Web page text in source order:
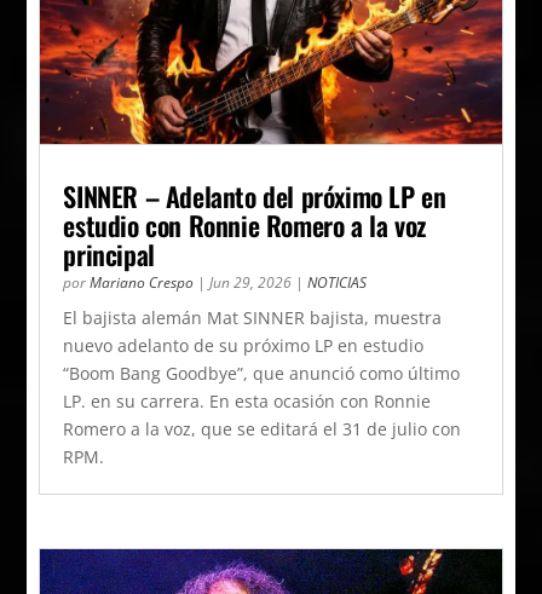
SINNER – Adelanto del próximo LP en
estudio con Ronnie Romero a la voz
principal
porMariano Crespo |Jun 29, 2026 |NOTICIAS
El bajista alemán Mat SINNER bajista, muestra
nuevo adelanto de su próximo LP en estudio
“Boom Bang Goodbye”, que anunció como último
LP. en su carrera. En esta ocasión con Ronnie
Romero a la voz, que se editará el 31 de julio con
RPM.